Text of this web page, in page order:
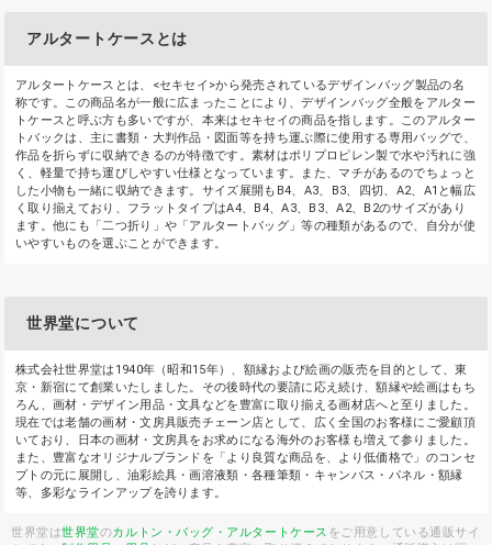
アルタートケースとは
アルタートケースとは、<セキセイ>から発売されているデザインバッグ製品の名
称です。この商品名が一般に広まったことにより、デザインバッグ全般をアルター
トケースと呼ぶ方も多いですが、本来はセキセイの商品を指します。このアルター
トバックは、主に書類・大判作品・図面等を持ち運ぶ際に使用する専用バッグで、
作品を折らずに収納できるのが特徴です。素材はポリプロピレン製で水や汚れに強
く、軽量で持ち運びしやすい仕様となっています。また、マチがあるのでちょっと
した小物も一緒に収納できます。サイズ展開もB4、A3、B3、四切、A2、A1と幅広
く取り揃えており、フラットタイプはA4、B4、A3、B3、A2、B2のサイズがあり
ます。他にも「二つ折り」や「アルタートバッグ」等の種類があるので、自分が使
いやすいものを選ぶことができます。
世界堂について
株式会社世界堂は1940年（昭和15年）、額縁および絵画の販売を目的として、東
京・新宿にて創業いたしました。その後時代の要請に応え続け、額縁や絵画はもち
ろん、画材・デザイン用品・文具などを豊富に取り揃える画材店へと至りました。
現在では老舗の画材・文房具販売チェーン店として、広く全国のお客様にご愛顧頂
いており、日本の画材・文房具をお求めになる海外のお客様も増えて参りました。
また、豊富なオリジナルブランドを「より良質な商品を、より低価格で」のコンセ
プトの元に展開し、油彩絵具・画溶液類・各種筆類・キャンバス・パネル・額縁
等、多彩なラインアップを誇ります。
世界堂は世界堂のカルトン・バッグ・アルタートケース をご用意している通販サイ